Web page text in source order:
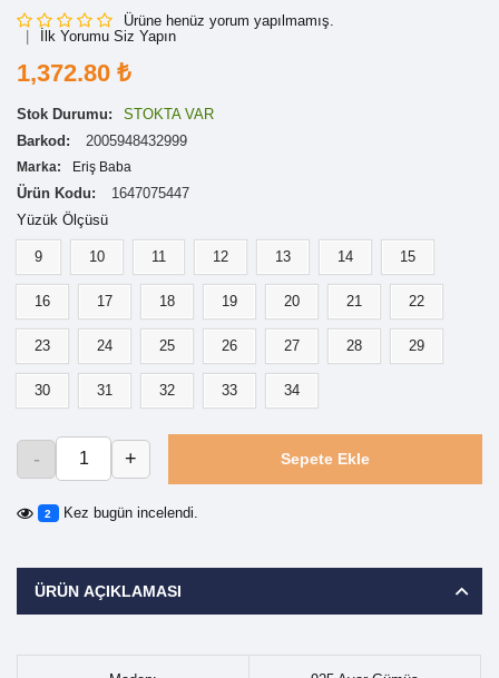
Ürüne henüz yorum yapılmamış.
İlk Yorumu Siz Yapın
1,372.80 ₺
Stok Durumu:
STOKTA VAR
Barkod:
2005948432999
Marka: Eriş Baba
Ürün Kodu:
1647075447
Yüzük Ölçüsü
9 10 11 12 13 14 15
16 17 18 19 20 21 22
23 24 25 26 27 28 29
30 31 32 33 34
- + Sepete Ekle
2 Kez bugün incelendi.
ÜRÜN AÇIKLAMASI